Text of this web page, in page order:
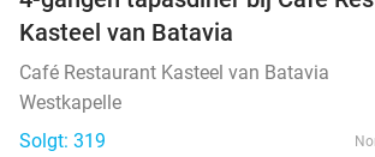
Kasteel van Batavia
Café Restaurant Kasteel van Batavia
Westkapelle
Solgt: 319